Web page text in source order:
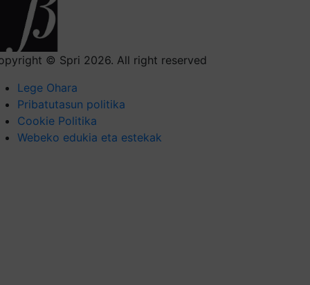
© Spri 2026. All right reserved
Lege Ohara
Pribatutasun politika
Cookie Politika
Webeko edukia eta estekak